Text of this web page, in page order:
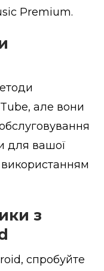
Premium.
але вони
для вашої
з
спробуйте